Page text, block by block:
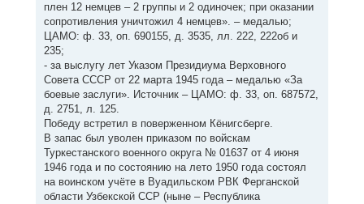
плен 12 немцев – 2 группы и 2 одиночек; при оказании
сопротивления уничтожил 4 немцев». – медалью;
ЦАМО: ф. 33, оп. 690155, д. 3535, лл. 222, 222об и
235;
- за выслугу лет Указом Президиума Верховного
Совета СССР от 22 марта 1945 года – медалью «За
боевые заслуги». Источник – ЦАМО: ф. 33, оп. 687572,
д. 2751, л. 125.
Победу встретил в поверженном Кёнигсберге.
В запас был уволен приказом по войскам
Туркестанского военного округа № 01637 от 4 июня
1946 года и по состоянию на лето 1950 года состоял
на воинском учёте в Вуадильском РВК Ферганской
области Узбекской ССР (ныне – Республика